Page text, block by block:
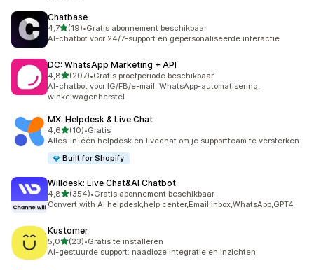
Chatbase
4,7van 5 sterren
(19)
19 recensies in totaal
•Gratis abonnement beschikbaar
AI-chatbot voor 24/7-support en gepersonaliseerde interactie
DC: WhatsApp Marketing + API
4,8van 5 sterren
(207)
207 recensies in totaal
•Gratis proefperiode beschikbaar
AI-chatbot voor IG/FB/e-mail, WhatsApp-automatisering,
winkelwagenherstel
MX: Helpdesk & Live Chat
4,6van 5 sterren
(10)
10 recensies in totaal
•Gratis
Alles-in-één helpdesk en livechat om je supportteam te versterken
Built for Shopify
Willdesk: Live Chat&AI Chatbot
4,8van 5 sterren
(354)
354 recensies in totaal
•Gratis abonnement beschikbaar
Convert with AI helpdesk,help center,Email inbox,WhatsApp,GPT4
Kustomer
5,0van 5 sterren
(23)
23 recensies in totaal
•Gratis te installeren
AI-gestuurde support: naadloze integratie en inzichten